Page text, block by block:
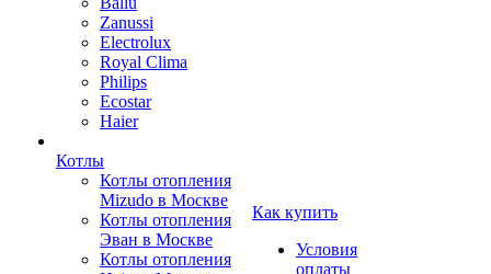
Zanussi
Electrolux
Royal Clima
Philips
Ecostar
Haier
Котлы
Котлы отопления
Mizudo в Москве
Котлы отопления
Эван в Москве
Котлы отопления
Как купить
Условия
оплаты